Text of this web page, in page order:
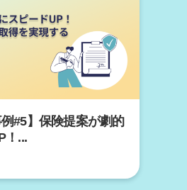
例#5】保険提案が劇的
！...